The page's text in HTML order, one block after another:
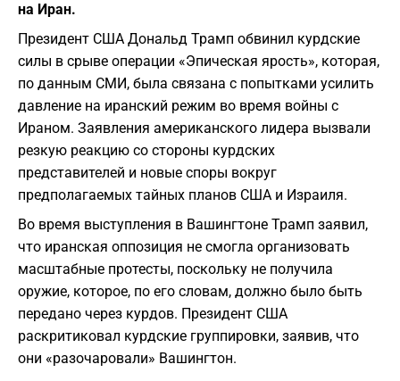
на Иран.
Президент США Дональд Трамп обвинил курдские
силы в срыве операции «Эпическая ярость», которая,
по данным СМИ, была связана с попытками усилить
давление на иранский режим во время войны с
Ираном. Заявления американского лидера вызвали
резкую реакцию со стороны курдских
представителей и новые споры вокруг
предполагаемых тайных планов США и Израиля.
Во время выступления в Вашингтоне Трамп заявил,
что иранская оппозиция не смогла организовать
масштабные протесты, поскольку не получила
оружие, которое, по его словам, должно было быть
передано через курдов. Президент США
раскритиковал курдские группировки, заявив, что
они «разочаровали» Вашингтон.